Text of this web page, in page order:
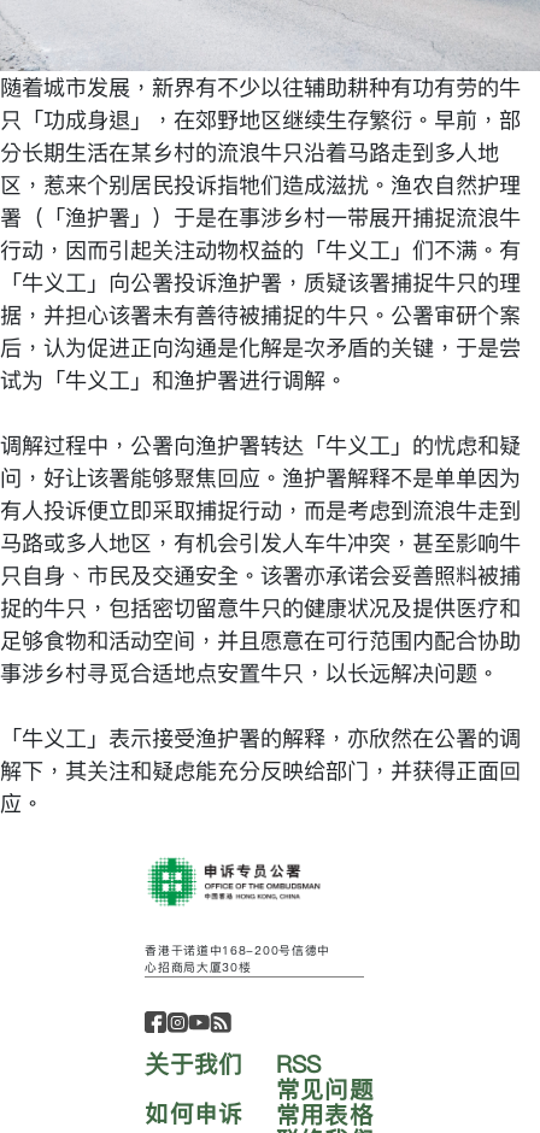
随着城市发展，新界有不少以往辅助耕种有功有劳的牛
只「功成身退」，在郊野地区继续生存繁衍。早前，部
分长期生活在某乡村的流浪牛只沿着马路走到多人地
区，惹来个别居民投诉指牠们造成滋扰。渔农自然护理
署（「渔护署」）于是在事涉乡村一带展开捕捉流浪牛
行动，因而引起关注动物权益的「牛义工」们不满。有
「牛义工」向公署投诉渔护署，质疑该署捕捉牛只的理
据，并担心该署未有善待被捕捉的牛只。公署审研个案
后，认为促进正向沟通是化解是次矛盾的关键，于是尝
试为「牛义工」和渔护署进行调解。
调解过程中，公署向渔护署转达「牛义工」的忧虑和疑
问，好让该署能够聚焦回应。渔护署解释不是单单因为
有人投诉便立即采取捕捉行动，而是考虑到流浪牛走到
马路或多人地区，有机会引发人车牛冲突，甚至影响牛
只自身、市民及交通安全。该署亦承诺会妥善照料被捕
捉的牛只，包括密切留意牛只的健康状况及提供医疗和
足够食物和活动空间，并且愿意在可行范围内配合协助
事涉乡村寻觅合适地点安置牛只，以长远解决问题。
「牛义工」表示接受渔护署的解释，亦欣然在公署的调
解下，其关注和疑虑能充分反映给部门，并获得正面回
应。
香港干诺道中168-200号信德中
心招商局大厦30楼
关于我们
如何申诉
RSS
常见问题
常用表格